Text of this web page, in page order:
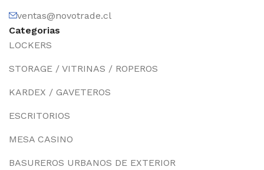
ventas@novotrade.cl
Categorias
LOCKERS
STORAGE / VITRINAS / ROPEROS
KARDEX / GAVETEROS
ESCRITORIOS
MESA CASINO
BASUREROS URBANOS DE EXTERIOR